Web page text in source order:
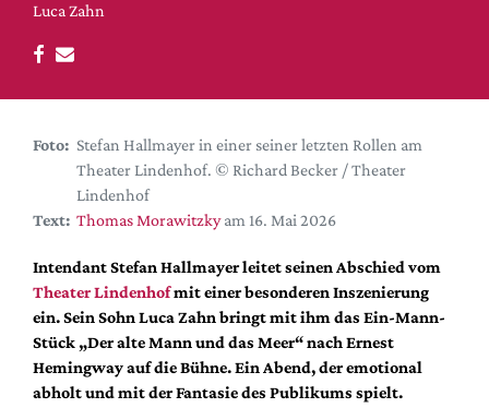
DdB-map
Kalender
Premierensuche
Festival-Planer
Hefte
Alle Hefte
Podcast
Service
Shop / Abo
Newsletter
Luca Zahn
Foto: Stefan Hallmayer in einer seiner letzten Rollen am
Theater Lindenhof. © Richard Becker / Theater
Lindenhof
Text: Thomas Morawitzkyam 16. Mai 2026
Intendant Stefan Hallmayer leitet seinen Abschied vom
Theater Lindenhofmit einer besonderen Inszenierung
ein. Sein Sohn Luca Zahn bringt mit ihm das Ein-Mann-
Stück „Der alte Mann und das Meer“ nach Ernest
Hemingway auf die Bühne. Ein Abend, der emotional
abholt und mit der Fantasie des Publikums spielt.